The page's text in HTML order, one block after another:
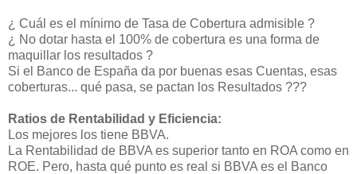
¿ Cuál es el mínimo de Tasa de Cobertura admisible ?
¿ No dotar hasta el 100% de cobertura es una forma de
maquillar los resultados ?
Si el Banco de España da por buenas esas Cuentas, esas
coberturas... qué pasa, se pactan los Resultados ???
Ratios de Rentabilidad y Eficiencia:
Los mejores los tiene BBVA.
La Rentabilidad de BBVA es superior tanto en ROA como en
ROE. Pero, hasta qué punto es real si BBVA es el Banco